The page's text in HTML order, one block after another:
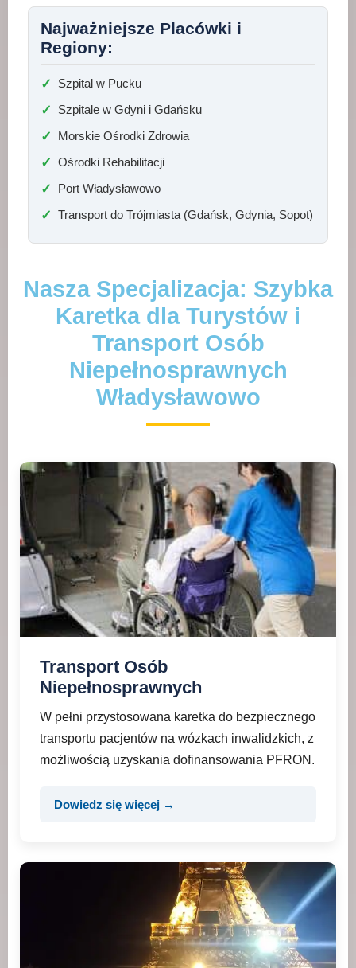
Najważniejsze Placówki i
Regiony:
Szpital w Pucku
Szpitale w Gdyni i Gdańsku
Morskie Ośrodki Zdrowia
Ośrodki Rehabilitacji
Port Władysławowo
Transport do Trójmiasta (Gdańsk, Gdynia, Sopot)
Nasza Specjalizacja: Szybka
Karetka dla Turystów i
Transport Osób
Niepełnosprawnych
Władysławowo
Transport Osób
Niepełnosprawnych
W pełni przystosowana karetka do bezpiecznego
transportu pacjentów na wózkach inwalidzkich, z
możliwością uzyskania dofinansowania PFRON.
Dowiedz się więcej →